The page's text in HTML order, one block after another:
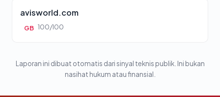
avisworld.com
GB 100/100
Laporan ini dibuat otomatis dari sinyal teknis publik. Ini bukan
nasihat hukum atau finansial.